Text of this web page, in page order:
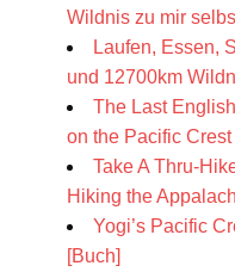
Wildnis zu mir
Laufen, Essen,
und 12700km
The Last
on the Pacific Crest
Take A Thru-
Hiking the
Yogi’s Pacific
[Buch]